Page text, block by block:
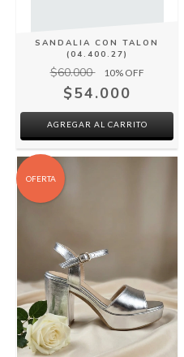
SANDALIA CON TALON
(04.400.27)
$60.000 10% OFF
$54.000
AGREGAR AL CARRITO
OFERTA